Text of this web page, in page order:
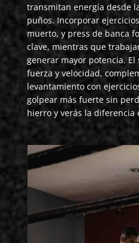
transmitan energía desde
puños. Incorporar
muerto, y press de banca
clave, mientras que
generar mayor potencia.
fuerza y velocidad,
levantamiento con
golpear más fuerte sin
hierro y verás la diferencia